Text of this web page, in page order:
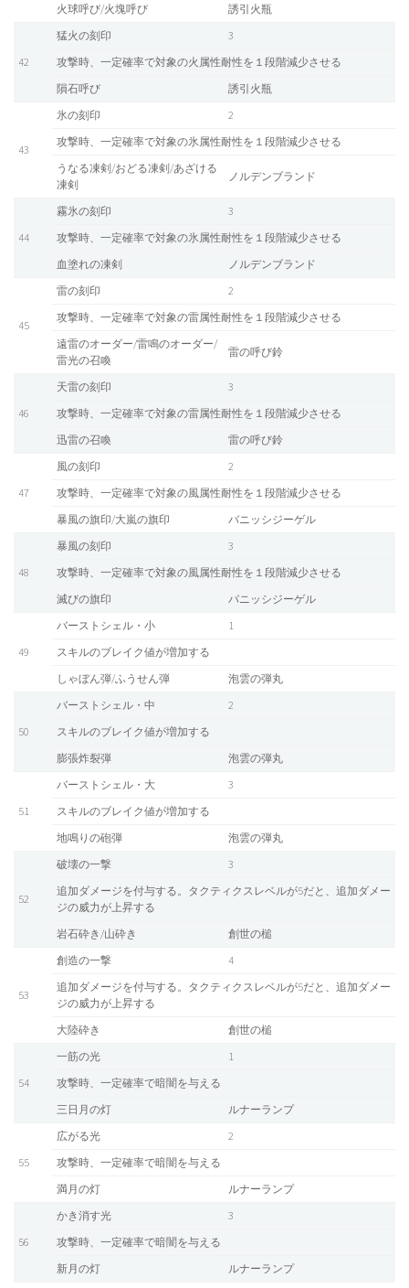
火球呼び/火塊呼び
誘引火瓶
42
猛火の刻印
3
攻撃時、一定確率で対象の火属性耐性を１段階減少させる
隕石呼び
誘引火瓶
43
氷の刻印
2
攻撃時、一定確率で対象の氷属性耐性を１段階減少させる
うなる凍剣/おどる凍剣/あざける
凍剣
ノルデンブランド
44
霧氷の刻印
3
攻撃時、一定確率で対象の氷属性耐性を１段階減少させる
血塗れの凍剣
ノルデンブランド
45
雷の刻印
2
攻撃時、一定確率で対象の雷属性耐性を１段階減少させる
遠雷のオーダー/雷鳴のオーダー/
雷光の召喚
雷の呼び鈴
46
天雷の刻印
3
攻撃時、一定確率で対象の雷属性耐性を１段階減少させる
迅雷の召喚
雷の呼び鈴
47
風の刻印
2
攻撃時、一定確率で対象の風属性耐性を１段階減少させる
暴風の旗印/大嵐の旗印
バニッシジーゲル
48
暴風の刻印
3
攻撃時、一定確率で対象の風属性耐性を１段階減少させる
滅びの旗印
バニッシジーゲル
49
バーストシェル・小
1
スキルのブレイク値が増加する
しゃぼん弾/ふうせん弾
泡雲の弾丸
50
バーストシェル・中
2
スキルのブレイク値が増加する
膨張炸裂弾
泡雲の弾丸
51
バーストシェル・大
3
スキルのブレイク値が増加する
地鳴りの砲弾
泡雲の弾丸
52
破壊の一撃
3
追加ダメージを付与する。タクティクスレベルが5だと、追加ダメー
ジの威力が上昇する
岩石砕き/山砕き
創世の槌
53
創造の一撃
4
追加ダメージを付与する。タクティクスレベルが5だと、追加ダメー
ジの威力が上昇する
大陸砕き
創世の槌
54
一筋の光
1
攻撃時、一定確率で暗闇を与える
三日月の灯
ルナーランプ
55
広がる光
2
攻撃時、一定確率で暗闇を与える
満月の灯
ルナーランプ
56
かき消す光
3
攻撃時、一定確率で暗闇を与える
新月の灯
ルナーランプ